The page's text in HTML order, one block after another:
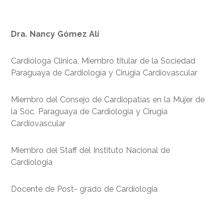
Dra. Nancy Gómez Alí
Cardióloga Clinica, Miembro titular de la Sociedad
Paraguaya de Cardiología y Cirugia Cardiovascular
Miembro del Consejo de Cardiopatías en la Mujer de
la Soc. Paraguaya de Cardiologia y Cirugia
Cardiovascular
Miembro del Staff del Instituto Nacional de
Cardiologia
Docente de Post- grado de Cardiologia